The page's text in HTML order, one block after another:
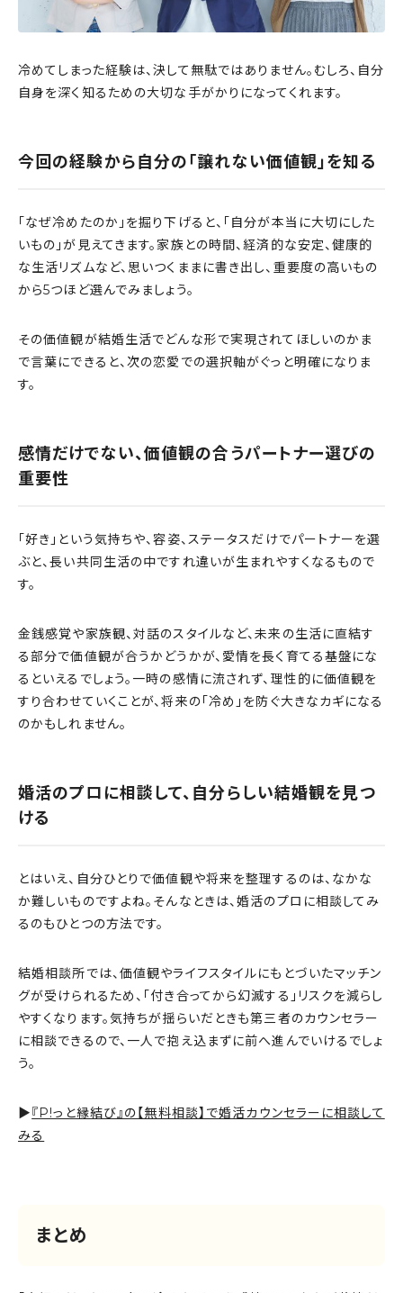
冷めてしまった経験は、決して無駄ではありません。むしろ、自分
自身を深く知るための大切な手がかりになってくれます。
今回の経験から自分の「譲れない価値観」を知る
「なぜ冷めたのか」を掘り下げると、「自分が本当に大切にした
いもの」が見えてきます。家族との時間、経済的な安定、健康的
な生活リズムなど、思いつくままに書き出し、重要度の高いもの
から5つほど選んでみましょう。
その価値観が結婚生活でどんな形で実現されてほしいのかま
で言葉にできると、次の恋愛での選択軸がぐっと明確になりま
す。
感情だけでない、価値観の合うパートナー選びの
重要性
「好き」という気持ちや、容姿、ステータスだけでパートナーを選
ぶと、長い共同生活の中ですれ違いが生まれやすくなるもので
す。
金銭感覚や家族観、対話のスタイルなど、未来の生活に直結す
る部分で価値観が合うかどうかが、愛情を長く育てる基盤にな
るといえるでしょう。一時の感情に流されず、理性的に価値観を
すり合わせていくことが、将来の「冷め」を防ぐ大きなカギになる
のかもしれません。
婚活のプロに相談して、自分らしい結婚観を見つ
ける
とはいえ、自分ひとりで価値観や将来を整理するのは、なかな
か難しいものですよね。そんなときは、婚活のプロに相談してみ
るのもひとつの方法です。
結婚相談所では、価値観やライフスタイルにもとづいたマッチン
グが受けられるため、「付き合ってから幻滅する」リスクを減らし
やすくなります。気持ちが揺らいだときも第三者のカウンセラー
に相談できるので、一人で抱え込まずに前へ進んでいけるでしょ
う。
▶『P!っと縁結び』の【無料相談】で婚活カウンセラーに相談して
みる
まとめ